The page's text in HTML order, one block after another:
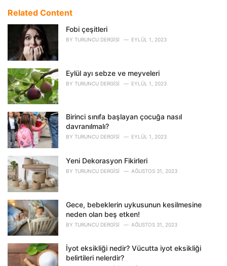
e
e
:
Related Content
Fobi çeşitleri
BY TURUNCU DERGISI EYLÜL 1, 2023
Eylül ayı sebze ve meyveleri
BY TURUNCU DERGISI EYLÜL 1, 2023
Birinci sınıfa başlayan çocuğa nasıl
davranılmalı?
BY TURUNCU DERGISI EYLÜL 1, 2023
Yeni Dekorasyon Fikirleri
BY TURUNCU DERGISI AĞUSTOS 31, 2023
Gece, bebeklerin uykusunun kesilmesine
neden olan beş etken!
BY TURUNCU DERGISI AĞUSTOS 31, 2023
İyot eksikliği nedir? Vücutta iyot eksikliği
belirtileri nelerdir?